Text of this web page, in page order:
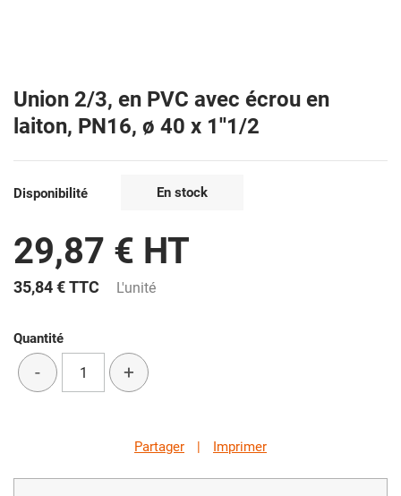
Union 2/3, en PVC avec écrou en
laiton, PN16, ø 40 x 1''1/2
Disponibilité En stock
29,87 € HT
35,84 €TTC L'unité
Quantité
- +
Partager | Imprimer